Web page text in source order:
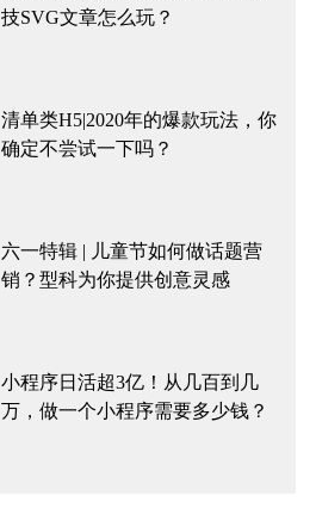
技SVG文章怎么玩？
清单类H5|2020年的爆款玩法，你
确定不尝试一下吗？
六一特辑 | 儿童节如何做话题营
销？型科为你提供创意灵感
小程序日活超3亿！从几百到几
万，做一个小程序需要多少钱？